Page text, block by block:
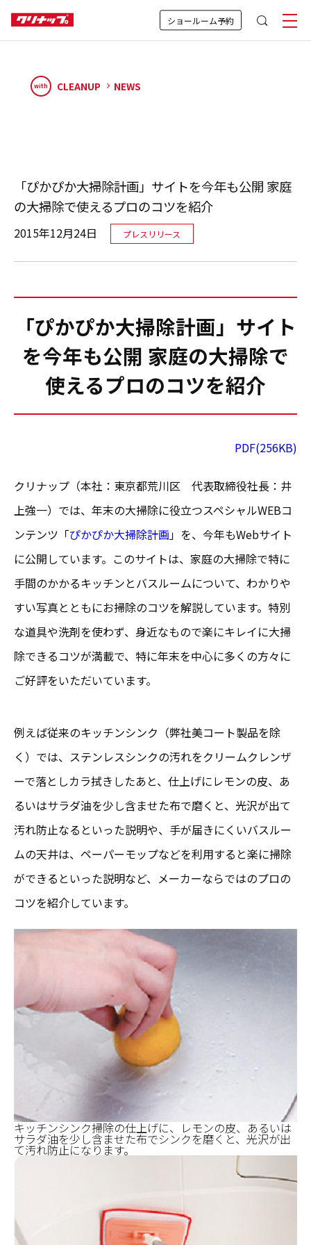
ショールーム予約
with CLEANUP NEWS
「ぴかぴか大掃除計画」サイトを今年も公開 家庭
の大掃除で使えるプロのコツを紹介
2015年12月24日 プレスリリース
「ぴかぴか大掃除計画」サイト
を今年も公開 家庭の大掃除で
使えるプロのコツを紹介
PDF(256KB)
クリナップ（本社：東京都荒川区 代表取締役社長：井
上強一）では、年末の大掃除に役立つスペシャルWEBコ
ンテンツ「ぴかぴか大掃除計画」を、今年もWebサイト
に公開しています。このサイトは、家庭の大掃除で特に
手間のかかるキッチンとバスルームについて、わかりや
すい写真とともにお掃除のコツを解説しています。特別
な道具や洗剤を使わず、身近なもので楽にキレイに大掃
除できるコツが満載で、特に年末を中心に多くの方々に
ご好評をいただいています。
例えば従来のキッチンシンク（弊社美コート製品を除
く）では、ステンレスシンクの汚れをクリームクレンザ
ーで落としカラ拭きしたあと、仕上げにレモンの皮、あ
るいはサラダ油を少し含ませた布で磨くと、光沢が出て
汚れ防止なるといった説明や、手が届きにくいバスルー
ムの天井は、ペーパーモップなどを利用すると楽に掃除
ができるといった説明など、メーカーならではのプロの
コツを紹介しています。
キッチンシンク掃除の仕上げに、レモンの皮、あるいは
サラダ油を少し含ませた布でシンクを磨くと、光沢が出
て汚れ防止になります。